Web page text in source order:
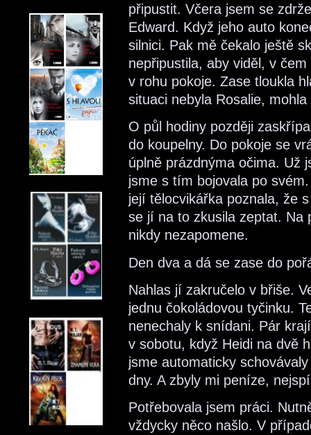
připustit. Včera jsem se
Edward. Když jeho auto
silnici. Pak mě čekalo ještě
nepřipustila, aby viděl, v
v rohu pokoje. Zase tloukla
situaci nebyla Rosalie,
O půl hodiny později
do koupelny. Do pokoje se
úplně prázdnýma očima. Už
jsme s tím bojovala po
její tělocvikářka poznala, že
se jí na to zkusila zeptat. Na
nikdy nezapomene.
Den dva a dá se zase do
Nahlas jí zakručelo v břiše.
jednu čokoládovou tyčinku.
nenechaly k snídani. Pár
v sobotu, když Heidi na dvě
jsme automaticky
dny. A zbyly mi peníze,
Potřebovala jsem práci.
vždycky něco našlo. V